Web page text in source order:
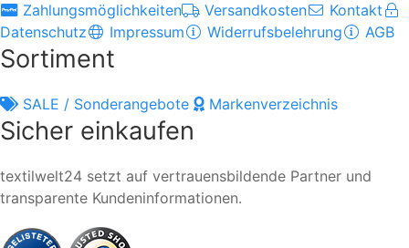
Zahlungsmöglichkeiten Versandkosten
Kontakt
Datenschutz
Impressum Widerrufsbelehrung AGB
Sortiment
SALE / Sonderangebote Markenverzeichnis
Sicher einkaufen
textilwelt24 setzt auf vertrauensbildende Partner und
transparente Kundeninformationen.